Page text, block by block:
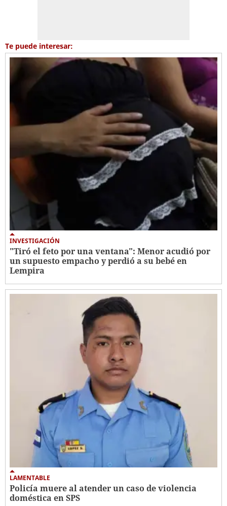
Te puede interesar:
INVESTIGACIÓN
"Tiró el feto por una ventana": Menor acudió por
un supuesto empacho y perdió a su bebé en
Lempira
LAMENTABLE
Policía muere al atender un caso de violencia
doméstica en SPS